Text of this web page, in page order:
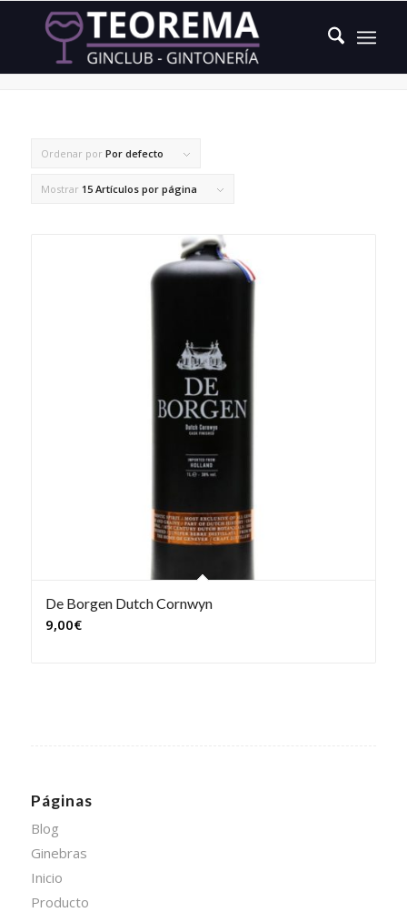
botánicos holandeses
Ordenar por Por defecto
Mostrar 15 Artículos por página
De Borgen Dutch Cornwyn
9,00€
Páginas
Blog
Ginebras
Inicio
Producto